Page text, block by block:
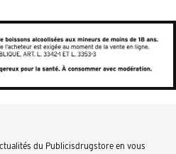
du Publicisdrugstore en vous